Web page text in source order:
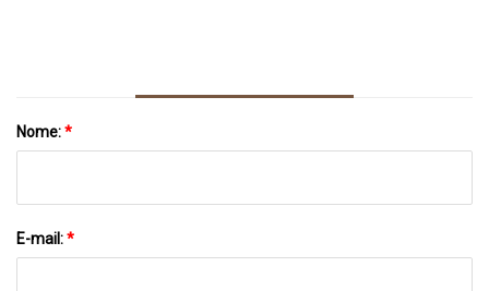
Nome:*
E-mail:*